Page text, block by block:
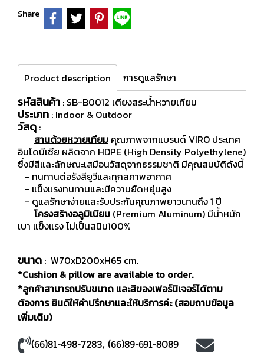
Share
Product description การดูแลรักษา
รหัสสินค้า : SB-B0012 เตียงสระน้ำหวายเทียม
ประเภท : Indoor & Outdoor
วัสดุ :
สานด้วยหวายเทียม คุณภาพจากแบรนด์ VIRO ประเทศ
อินโดนีเซีย ผลิตจาก HDPE (High Density Polyethylene)
ซึ่งมีสีและลักษณะเสมือนวัสดุจากธรรมชาติ มีคุณสมบัติดังนี้
- ทนทานต่อรังสียูวีและทุกสภาพอากาศ
- แข็งแรงทนทานและมีความยืดหยุ่นสูง
- ดูแลรักษาง่ายและรับประกันคุณภาพยาวนานถึง 1 ปี
โครงสร้างอลูมิเนียม (Premium Aluminum) มีน้ำหนัก
เบา แข็งแรง ไม่เป็นสนิม100%
ขนาด : W70xD200xH65 cm.
*Cushion & pillow are available to order.
*ลูกค้าสามารถปรับขนาด และสีของเฟอร์นิเจอร์ได้ตาม
ต้องการ ยินดีให้คำปรึกษาและให้บริการค่ะ (สอบถามข้อมูล
เพิ่มเติม)
(66)81-498-7283, (66)89-691-8089